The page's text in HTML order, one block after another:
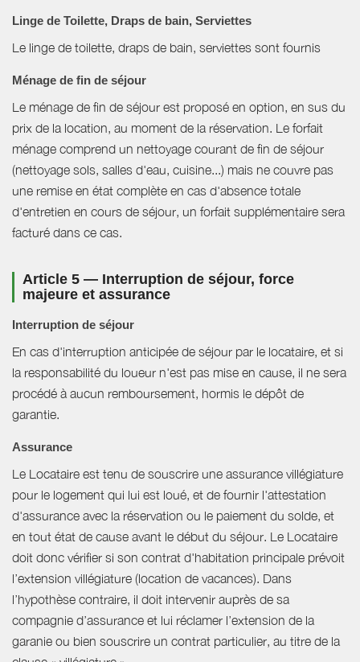
Linge de Toilette, Draps de bain, Serviettes
Le linge de toilette, draps de bain, serviettes sont fournis
Ménage de fin de séjour
Le ménage de fin de séjour est proposé en option, en sus du
prix de la location, au moment de la réservation. Le forfait
ménage comprend un nettoyage courant de fin de séjour
(nettoyage sols, salles d'eau, cuisine...) mais ne couvre pas
une remise en état complète en cas d'absence totale
d'entretien en cours de séjour, un forfait supplémentaire sera
facturé dans ce cas.
Article 5 — Interruption de séjour, force
majeure et assurance
Interruption de séjour
En cas d'interruption anticipée de séjour par le locataire, et si
la responsabilité du loueur n'est pas mise en cause, il ne sera
procédé à aucun remboursement, hormis le dépôt de
garantie.
Assurance
Le Locataire est tenu de souscrire une assurance villégiature
pour le logement qui lui est loué, et de fournir l'attestation
d'assurance avec la réservation ou le paiement du solde, et
en tout état de cause avant le début du séjour. Le Locataire
doit donc vérifier si son contrat d'habitation principale prévoit
l’extension villégiature (location de vacances). Dans
l’hypothèse contraire, il doit intervenir auprès de sa
compagnie d’assurance et lui réclamer l’extension de la
garanie ou bien souscrire un contrat particulier, au titre de la